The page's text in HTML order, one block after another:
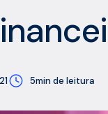
5min de leitura